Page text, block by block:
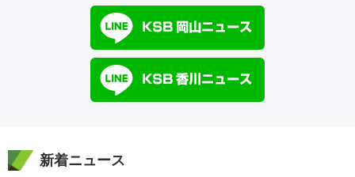
新着ニュース